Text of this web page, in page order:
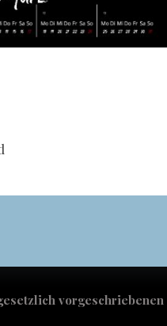
vorgeschriebenen